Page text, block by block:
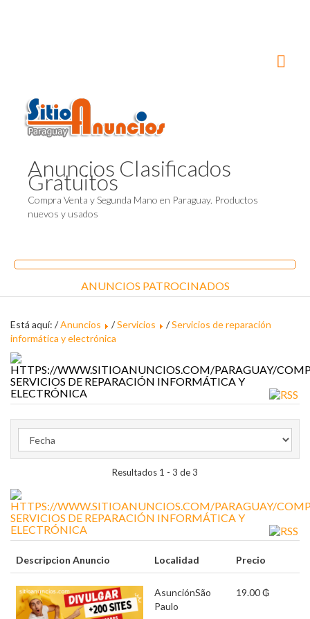
Anuncios Clasificados
Gratuitos
Compra Venta y Segunda Mano en Paraguay. Productos
nuevos y usados
ANUNCIOS PATROCINADOS
Está aquí: /Anuncios /Servicios /Servicios de reparación
informática y electrónica
SERVICIOS DE REPARACIÓN INFORMÁTICA Y
ELECTRÓNICA
Resultados 1 - 3 de 3
SERVICIOS DE REPARACIÓN INFORMÁTICA Y
ELECTRÓNICA
Descripcion Anuncio Localidad Precio
AsunciónSão
Paulo
19.00 ₲